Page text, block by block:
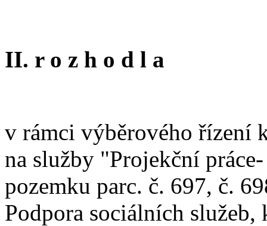
II. r o z h o d l a
v rámci výběrového řízení
na služby "Projekční
pozemku parc. č. 697, č.
Podpora sociálních